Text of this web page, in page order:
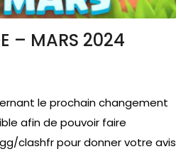
– MARS 2024
le prochain changement
afin de pouvoir faire
clashfr pour donner votre avis